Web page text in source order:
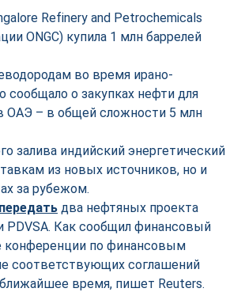
Refinery and Petrochemicals
ONGC) купила 1 млн баррелей
во время ирано-
сообщало о закупках нефти для
ОАЭ – в общей сложности 5 млн
залива индийский энергетический
из новых источников, но и
за рубежом.
два нефтяных проекта
PDVSA. Как сообщил финансовый
конференции по финансовым
соответствующих соглашений
время, пишет Reuters.